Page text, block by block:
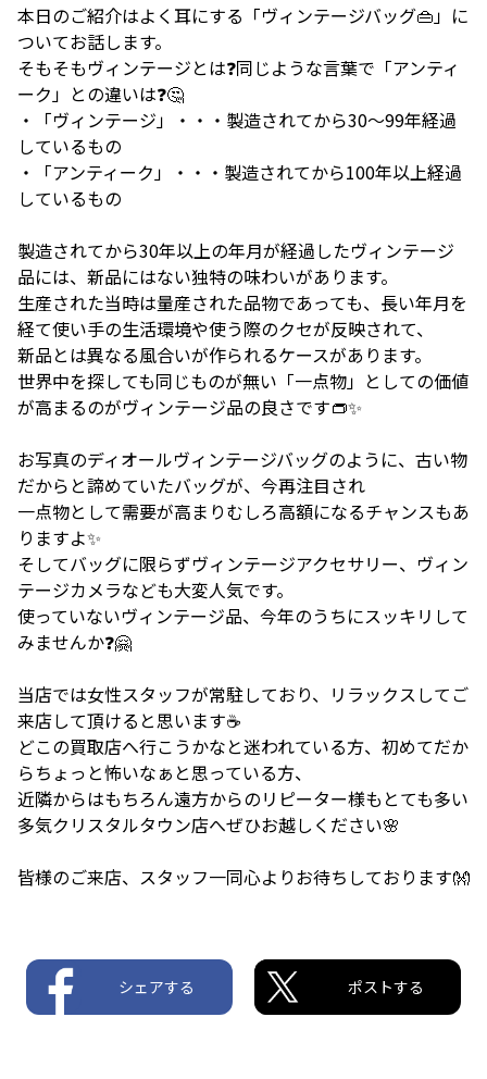
本日のご紹介はよく耳にする「ヴィンテージバッグ👜」に
ついてお話します。
そもそもヴィンテージとは❓同じような言葉で「アンティ
ーク」との違いは❓🤔
・「ヴィンテージ」・・・製造されてから30〜99年経過
しているもの
・「アンティーク」・・・製造されてから100年以上経過
しているもの
製造されてから30年以上の年月が経過したヴィンテージ
品には、新品にはない独特の味わいがあります。
生産された当時は量産された品物であっても、長い年月を
経て使い手の生活環境や使う際のクセが反映されて、
新品とは異なる風合いが作られるケースがあります。
世界中を探しても同じものが無い「一点物」としての価値
が高まるのがヴィンテージ品の良さです👝✨
お写真のディオールヴィンテージバッグのように、古い物
だからと諦めていたバッグが、今再注目され
一点物として需要が高まりむしろ高額になるチャンスもあ
りますよ✨
そしてバッグに限らずヴィンテージアクセサリー、ヴィン
テージカメラなども大変人気です。
使っていないヴィンテージ品、今年のうちにスッキリして
みませんか❓🤗
当店では女性スタッフが常駐しており、リラックスしてご
来店して頂けると思います☕
どこの買取店へ行こうかなと迷われている方、初めてだか
らちょっと怖いなぁと思っている方、
近隣からはもちろん遠方からのリピーター様もとても多い
多気クリスタルタウン店へぜひお越しください🌸
皆様のご来店、スタッフ一同心よりお待ちしております👐
シェアする ポストする